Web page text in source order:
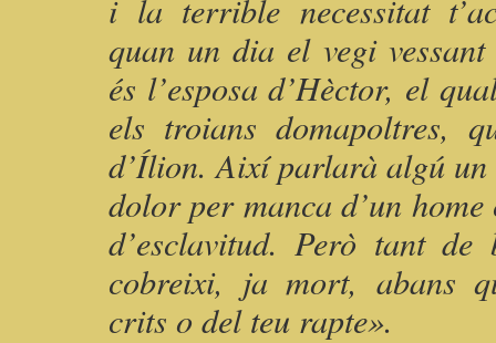
i la terrible necessitat
quan un dia el vegi
és l’esposa d’Hèctor, el
els troians domapoltres,
d’Ílion. Així parlarà algú
dolor per manca d’un
d’esclavitud. Però tant
cobreixi, ja mort, abans
crits o del teu rapte».